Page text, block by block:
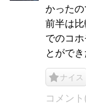
かったの
前半は
でのコ
とがで
ナイス
コメント